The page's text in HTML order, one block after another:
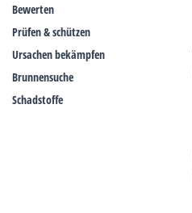
Bewerten
Prüfen & schützen
Ursachen bekämpfen
Brunnensuche
Schadstoffe